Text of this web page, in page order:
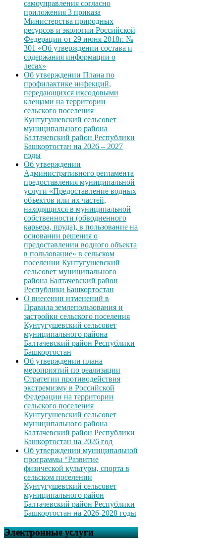
самоуправления согласно
приложения 3 приказа
Министерства природных
ресурсов и экологии Российской
Федерации от 29 июня 2018г. №
301 «Об утверждении состава и
содержания информации о
лесах»
Об утверждении Плана по
профилактике инфекций,
передающихся иксодовыми
клещами на территории
сельского поселения
Кунтугушевский сельсовет
муниципального района
Балтачевский район Республики
Башкортостан на 2026 – 2027
годы
Об утверждении
Административного регламента
предоставления муниципальной
услуги «Предоставление водных
объектов или их частей,
находящихся в муниципальной
собственности (обводненного
карьера, пруда), в пользование на
основании решения о
предоставлении водного объекта
в пользование» в сельском
поселении Кунтугушевский
сельсовет муниципального
района Балтачевский район
Республики Башкортостан
О внесении изменений в
Правила землепользования и
застройки сельского поселения
Кунтугушевский сельсовет
муниципального района
Балтачевский район Республики
Башкортостан
Об утверждении плана
мероприятий по реализации
Стратегии противодействия
экстремизму в Российской
Федерации на территории
сельского поселения
Кунтугушевский сельсовет
муниципального района
Балтачевский район Республики
Башкортостан на 2026 год
Об утверждении муниципальной
программы “Развитие
физической культуры, спорта в
сельском поселении
Кунтугушевский сельсовет
муниципального район
Балтачевский район Республики
Башкортостан на 2026-2028 годы
Электронные услуги